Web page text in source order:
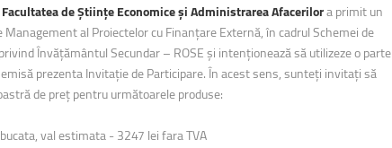
de Științe Economice și Administrarea Afacerilora primit un
al Proiectelor cu Finanțare Externă, în cadrul Schemei de
Învățământul Secundar – ROSE și intenționează să utilizeze o parte
prezenta Invitație de Participare. În acest sens, sunteți invitați să
de preț pentru următoarele produse:
val estimata - 3247 lei fara TVA